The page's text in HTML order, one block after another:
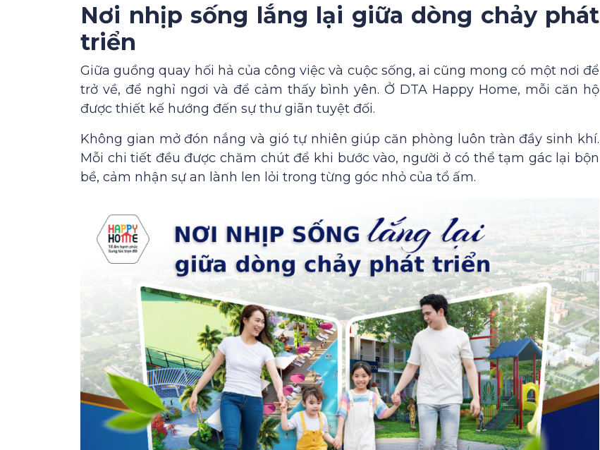
Nơi nhịp sống lắng lại giữa dòng chảy phát
triển
Giữa guồng quay hối hả của công việc và cuộc sống, ai cũng mong có một nơi để
trở về, để nghỉ ngơi và để cảm thấy bình yên. Ở DTA Happy Home, mỗi căn hộ
được thiết kế hướng đến sự thư giãn tuyệt đối.
Không gian mở đón nắng và gió tự nhiên giúp căn phòng luôn tràn đầy sinh khí.
Mỗi chi tiết đều được chăm chút để khi bước vào, người ở có thể tạm gác lại bộn
bề, cảm nhận sự an lành len lỏi trong từng góc nhỏ của tổ ấm.